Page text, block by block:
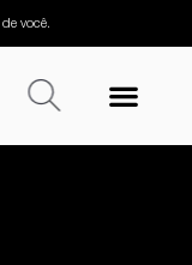
você.